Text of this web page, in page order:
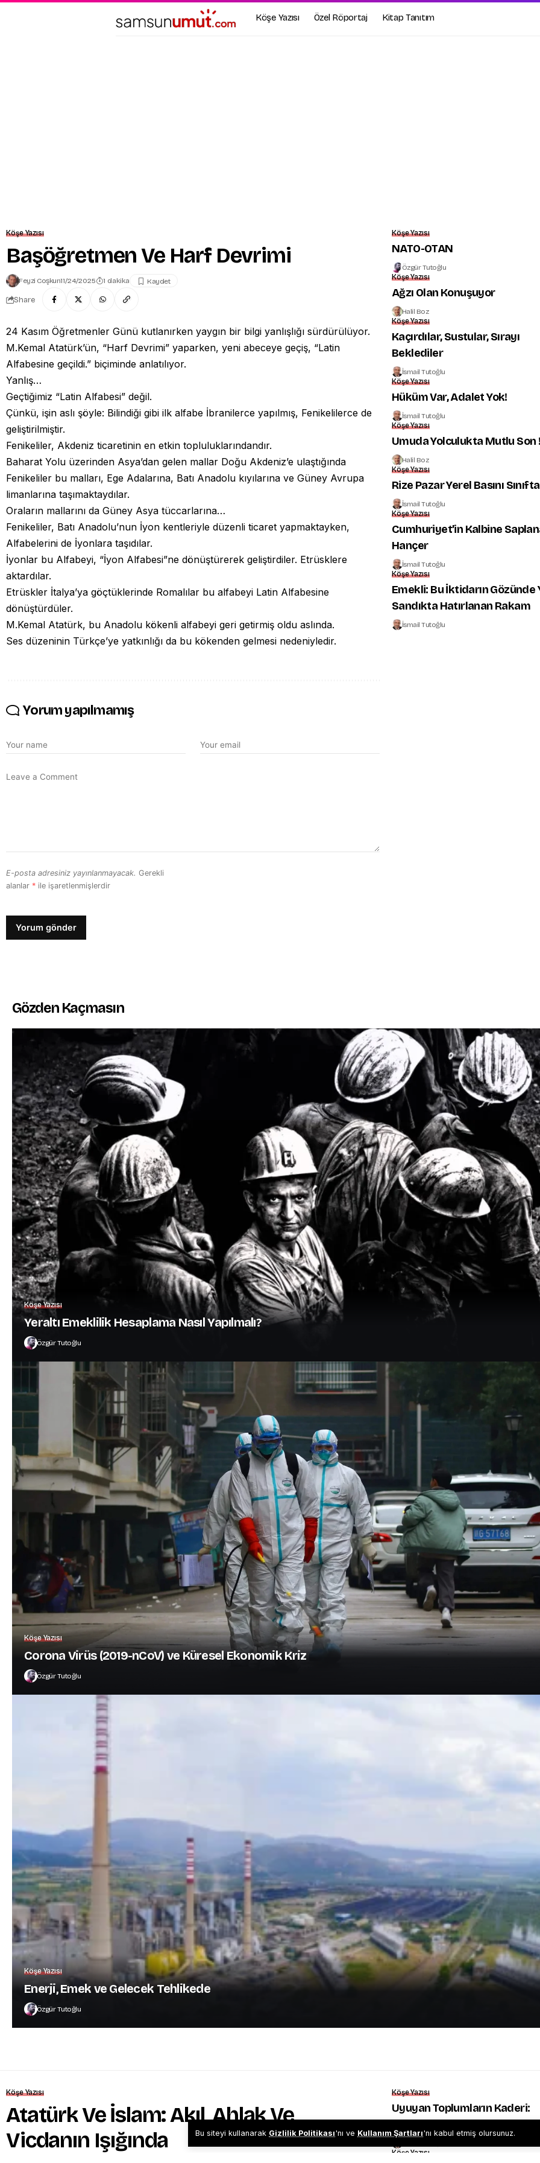
Bu siteyi kullanarak Gizlilik Politikası'nı ve Kullanım Şartları'nı kabul etmiş olursunuz.
Köşe Yazısı Özel Röportaj Kitap Tanıtım
Köşe Yazısı
Başöğretmen Ve Harf Devrimi
Feyzi Coşkun11/24/2025 1 dakika
Share
24 Kasım Öğretmenler Günü kutlanırken yaygın bir bilgi yanlışlığı sürdürülüyor.
M.Kemal Atatürk’ün, “Harf Devrimi” yaparken, yeni abeceye geçiş, “Latin
Alfabesine geçildi.” biçiminde anlatılıyor.
Yanlış…
Geçtiğimiz “Latin Alfabesi” değil.
Çünkü, işin aslı şöyle: Bilindiği gibi ilk alfabe İbranilerce yapılmış, Fenikelilerce de
geliştirilmiştir.
Fenikeliler, Akdeniz ticaretinin en etkin topluluklarındandır.
Baharat Yolu üzerinden Asya’dan gelen mallar Doğu Akdeniz’e ulaştığında
Fenikeliler bu malları, Ege Adalarına, Batı Anadolu kıyılarına ve Güney Avrupa
limanlarına taşımaktaydılar.
Oraların mallarını da Güney Asya tüccarlarına…
Fenikeliler, Batı Anadolu’nun İyon kentleriyle düzenli ticaret yapmaktayken,
Alfabelerini de İyonlara taşıdılar.
İyonlar bu Alfabeyi, “İyon Alfabesi”ne dönüştürerek geliştirdiler. Etrüsklere
aktardılar.
Etrüskler İtalya’ya göçtüklerinde Romalılar bu alfabeyi Latin Alfabesine
dönüştürdüler.
M.Kemal Atatürk, bu Anadolu kökenli alfabeyi geri getirmiş oldu aslında.
Ses düzeninin Türkçe’ye yatkınlığı da bu kökenden gelmesi nedeniyledir.
Yorum yapılmamış
E-posta adresiniz yayınlanmayacak. Gerekli
alanlar * ile işaretlenmişlerdir
Köşe Yazısı
NATO-OTAN
Özgür Tutoğlu
Köşe Yazısı
Ağzı Olan Konuşuyor
Halil Boz
Köşe Yazısı
Kaçırdılar, Sustular, Sırayı
Beklediler
İsmail Tutoğlu
Köşe Yazısı
Hüküm Var, Adalet Yok!
İsmail Tutoğlu
Köşe Yazısı
Umuda Yolculukta Mutlu Son
Halil Boz
Köşe Yazısı
Rize Pazar Yerel Basını
İsmail Tutoğlu
Köşe Yazısı
Cumhuriyet’in Kalbine
Hançer
İsmail Tutoğlu
Köşe Yazısı
Emekli: Bu İktidarın Gözünde
Sandıkta Hatırlanan Rakam
İsmail Tutoğlu
Gözden Kaçmasın
Köşe Yazısı
Yeraltı Emeklilik Hesaplama Nasıl Yapılmalı?
Özgür Tutoğlu
Köşe Yazısı
Corona Virüs (2019-nCoV) ve Küresel Ekonomik Kriz
Özgür Tutoğlu
Köşe Yazısı
Enerji, Emek ve Gelecek Tehlikede
Özgür Tutoğlu
Köşe Yazısı
Atatürk Ve İslam: Akıl, Ahlak Ve
Vicdanın Işığında
Köşe Yazısı
Uyuyan Toplumların Kaderi:
Köşe Yazısı